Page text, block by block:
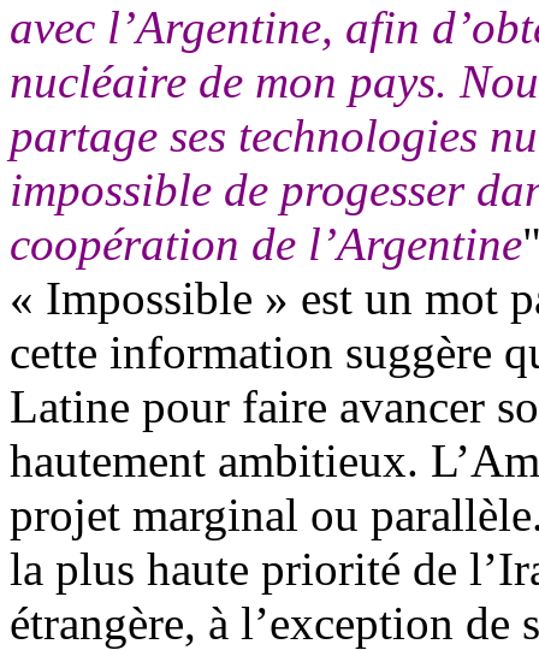
avec l’Argentine, afin d
nucléaire de mon pays.
partage ses technologies
impossible de progesser
coopération de l’Argentine
« Impossible » est un mot
cette information suggère
Latine pour faire avancer
hautement ambitieux.
projet marginal ou
la plus haute priorité de l’
étrangère, à l’exception